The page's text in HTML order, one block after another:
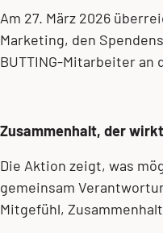
Am 27. März 2026
Marketing, den
BUTTING-Mitarbeiter
Zusammenhalt, der wirkt
Die Aktion zeigt, was
gemeinsam
Mitgefühl,